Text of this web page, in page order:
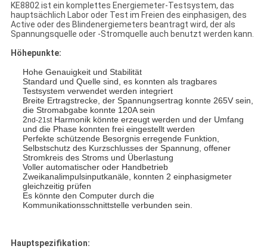
KE8802 ist ein komplettes Energiemeter-Testsystem, das
hauptsächlich Labor oder Test im Freien des einphasigen, des
Active oder des Blindenergiemeters beantragt wird, der als
Spannungsquelle oder -Stromquelle auch benutzt werden kann.
Höhepunkte:
Hohe Genauigkeit und Stabilität
Standard und Quelle sind, es konnten als tragbares
Testsystem verwendet werden integriert
Breite Ertragstrecke, der Spannungsertrag konnte 265V sein,
die Stromabgabe konnte 120A sein
2nd-21stHarmonik könnte erzeugt werden und der Umfang
und die Phase konnten frei eingestellt werden
Perfekte schützende Besorgnis erregende Funktion,
Selbstschutz des Kurzschlusses der Spannung, offener
Stromkreis des Stroms und Überlastung
Voller automatischer oder Handbetrieb
Zweikanalimpulsinputkanäle, konnten 2 einphasigmeter
gleichzeitig prüfen
Es könnte den Computer durch die
Kommunikationsschnittstelle verbunden sein.
Hauptspezifikation: